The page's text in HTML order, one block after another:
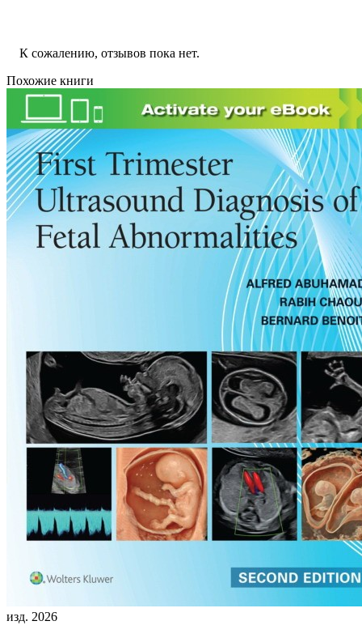
К сожалению, отзывов пока нет.
Похожие книги
изд. 2026